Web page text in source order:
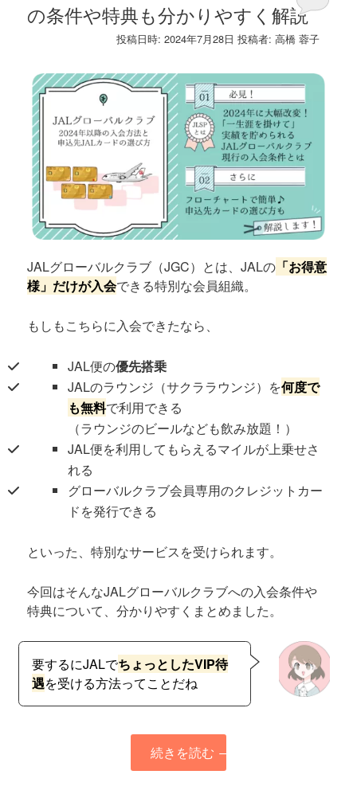
の条件や特典も分かりやすく解説
投稿日時:2024年7月28日 投稿者:高橋 蓉子
JALグローバルクラブ（JGC）とは、JALの 「お得意
様」だけが入会できる特別な会員組織。
もしもこちらに入会できたなら、
JAL便の優先搭乗
JALのラウンジ（サクララウンジ）を何度で
も無料で利用できる
（ラウンジのビールなども飲み放題！）
JAL便を利用してもらえるマイルが上乗せさ
れる
グローバルクラブ会員専用のクレジットカー
ドを発行できる
といった、特別なサービスを受けられます。
今回はそんなJALグローバルクラブへの入会条件や
特典について、分かりやすくまとめました。
要するにJALでちょっとしたVIP待
遇を受ける方法ってことだね
続きを読む →